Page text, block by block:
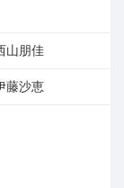
山朋佳
藤沙恵